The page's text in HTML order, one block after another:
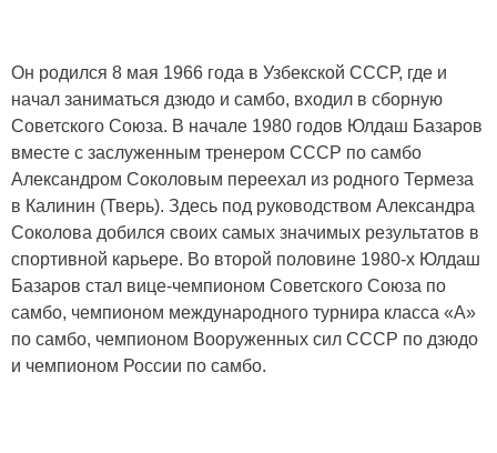
Он родился 8 мая 1966 года в Узбекской СССР, где и
начал заниматься дзюдо и самбо, входил в сборную
Советского Союза. В начале 1980 годов Юлдаш Базаров
вместе с заслуженным тренером СССР по самбо
Александром Соколовым переехал из родного Термеза
в Калинин (Тверь). Здесь под руководством Александра
Соколова добился своих самых значимых результатов в
спортивной карьере. Во второй половине 1980-х Юлдаш
Базаров стал вице-чемпионом Советского Союза по
самбо, чемпионом международного турнира класса «А»
по самбо, чемпионом Вооруженных сил СССР по дзюдо
и чемпионом России по самбо.